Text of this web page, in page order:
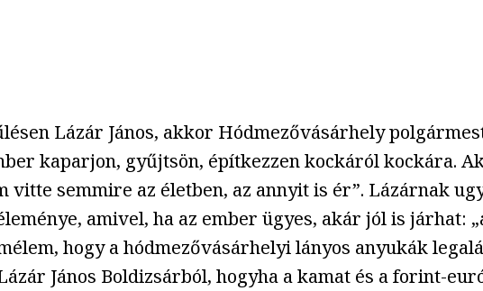
Lázár János, akkor Hódmezővásárhely
kaparjon, gyűjtsön, építkezzen kockáról kockára.
semmire az életben, az annyit is ér”. Lázárnak
amivel, ha az ember ügyes, akár jól is járhat:
hogy a hódmezővásárhelyi lányos anyukák
János Boldizsárból, hogyha a kamat és a forint-